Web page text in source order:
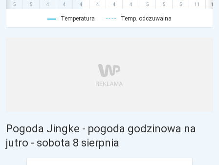
Temperatura Temp. odczuwalna
Pogoda Jingke - pogoda godzinowa na
jutro - sobota 8 sierpnia